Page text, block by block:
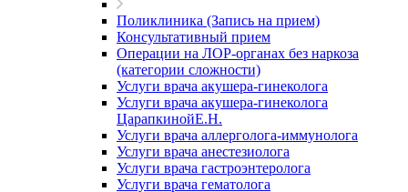
Поликлиника (Запись на прием)
Консультативный прием
Операции на ЛОР-органах без наркоза
(категории сложности)
Услуги врача акушера-гинеколога
Услуги врача акушера-гинеколога
ЦарапкинойЕ.Н.
Услуги врача аллерголога-иммунолога
Услуги врача анестезиолога
Услуги врача гастроэнтеролога
Услуги врача гематолога